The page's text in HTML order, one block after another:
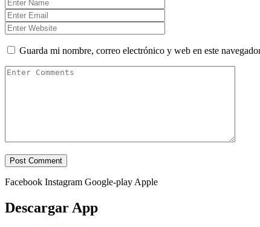
Guarda mi nombre, correo electrónico y web en este
Facebook Instagram Google-play Apple
Descargar App